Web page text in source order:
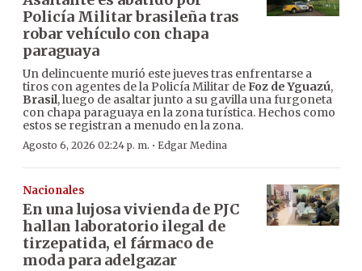
Policía Militar brasileña tras
robar vehículo con chapa
paraguaya
Un delincuente murió este jueves tras enfrentarse a
tiros con agentes de la Policía Militar deFoz de Yguazú,
Brasil, luego de asaltar junto a su gavilla una furgoneta
con chapa paraguaya en la zona turística. Hechos como
estos se registran a menudo en la zona.
Agosto 6, 2026 02:24 p. m. · Edgar Medina
Nacionales
En una lujosa vivienda de PJC
hallan laboratorio ilegal de
tirzepatida, el fármaco de
moda para adelgazar